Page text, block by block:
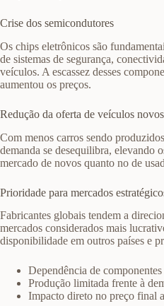
Crise dos semicondutores
Os chips eletrônicos são
de sistemas de segurança,
veículos. A escassez desses
aumentou os preços.
Redução da oferta de veículos novos
Com menos carros sendo
demanda se desequilibra, elevando
mercado de novos quanto no de
Prioridade para mercados
Fabricantes globais tendem a
mercados considerados mais
disponibilidade em outros países e
Dependência de
Produção limitada frente à
Impacto direto no preço final